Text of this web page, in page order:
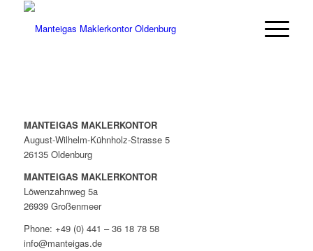
MANTEIGAS MAKLERKONTOR
August-Wilhelm-Kühnholz-Strasse 5
26135 Oldenburg
MANTEIGAS MAKLERKONTOR
Löwenzahnweg 5a
26939 Großenmeer
Phone: +49 (0) 441 – 36 18 78 58
info@manteigas.de